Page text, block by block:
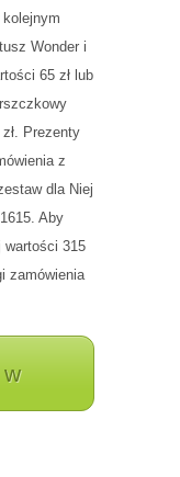
Wonder i
65 zł lub
Prezenty
z
dla Niej
Aby
wartości 315
zamówienia